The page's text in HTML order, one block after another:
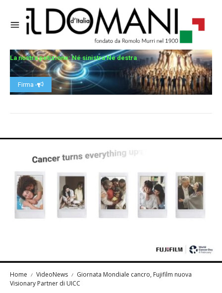
La nostra petizione: Né sinistra Né destra
Firma -
Home VideoNews
Giornata Mondiale cancro, Fujifilm nuova
Visionary Partner di UICC